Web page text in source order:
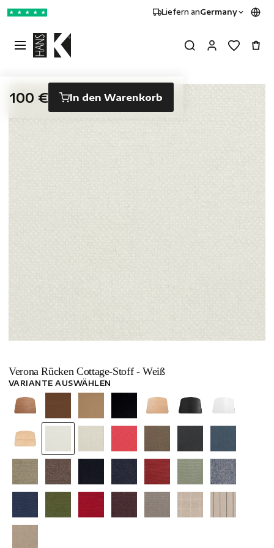
★ ★ ★ ★ ★ Liefern anGermany
Verona Rücken Cottage-Stoff - Weiß
VARIANTE AUSWÄHLEN
100 € In den Warenkorb